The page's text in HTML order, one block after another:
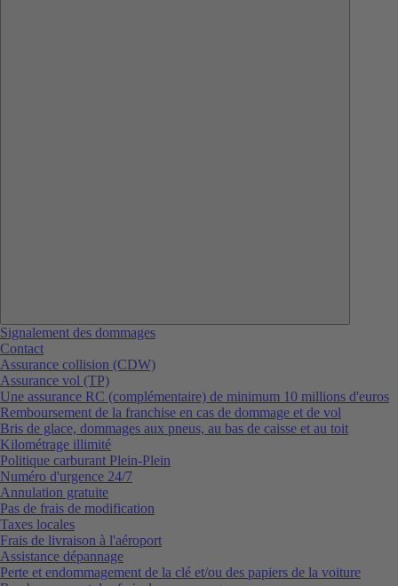
Signalement des dommages
Contact
Assurance collision (CDW)
Assurance vol (TP)
Une assurance RC (complémentaire) de minimum 10 millions d'euros
Remboursement de la franchise en cas de dommage et de vol
Bris de glace, dommages aux pneus, au bas de caisse et au toit
Kilométrage illimité
Politique carburant Plein-Plein
Numéro d'urgence 24/7
Annulation gratuite
Pas de frais de modification
Taxes locales
Frais de livraison à l'aéroport
Assistance dépannage
Perte et endommagement de la clé et/ou des papiers de la voiture